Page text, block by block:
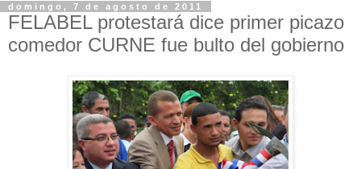
domingo, 7 de agosto de 2011
FELABEL protestará dice primer picazo
comedor CURNE fue bulto del gobierno